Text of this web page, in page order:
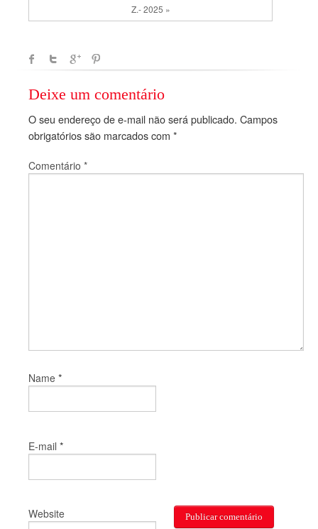
Z.- 2025 »
Deixe um comentário
O seu endereço de e-mail não será publicado. Campos
obrigatórios são marcados com *
Comentário *
Name *
E-mail *
Website